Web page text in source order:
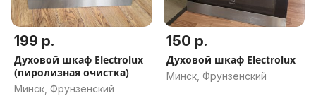
199 р.
Духовой шкаф Electrolux
(пиролизная очистка)
Минск, Фрунзенский
150 р.
Духовой шкаф Electrolux
Минск, Фрунзенский